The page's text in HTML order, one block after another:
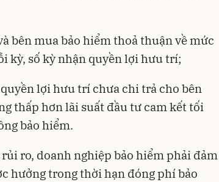
bên mua bảo hiểm thoả thuận về mức
kỳ, số kỳ nhận quyền lợi hưu trí;
lợi hưu trí chưa chi trả cho bên
thấp hơn lãi suất đầu tư cam kết tối
bảo hiểm.
ro, doanh nghiệp bảo hiểm phải đảm
hưởng trong thời hạn đóng phí bảo